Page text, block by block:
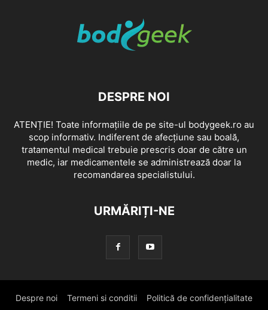
DESPRE NOI
ATENȚIE! Toate informațiile de pe site-ul bodygeek.ro au
scop informativ. Indiferent de afecțiune sau boală,
tratamentul medical trebuie prescris doar de către un
medic, iar medicamentele se administrează doar la
recomandarea specialistului.
URMĂRIȚI-NE
Despre noi Termeni si conditii Politică de confidențialitate